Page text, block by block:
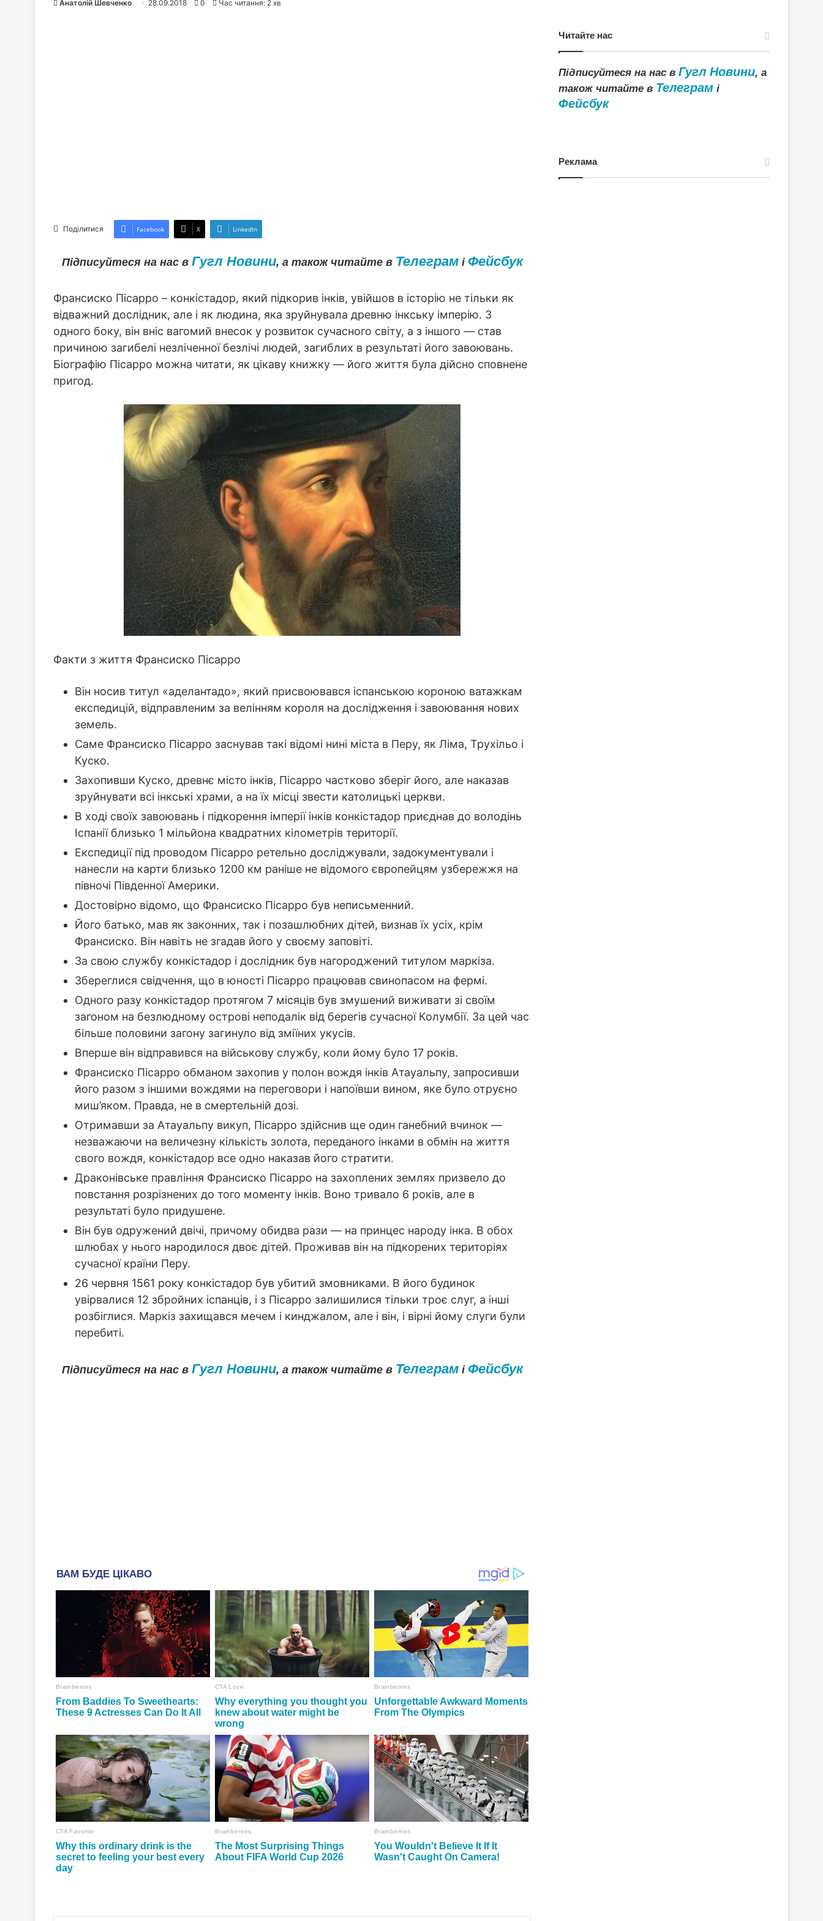
Анатолій Шевченко 28.09.2018 0 Час читання: 2 хв
Поділитися Facebook X LinkedIn
Підписуйтеся на нас в Гугл Новини, а також читайте в Телеграмі Фейсбук
Франсиско Пісарро – конкістадор, який підкорив інків, увійшов в історію не тільки як
відважний дослідник, але і як людина, яка зруйнувала древню інкську імперію. З
одного боку, він вніс вагомий внесок у розвиток сучасного світу, а з іншого — став
причиною загибелі незліченної безлічі людей, загиблих в результаті його завоювань.
Біографію Пісарро можна читати, як цікаву книжку — його життя була дійсно сповнене
пригод.
Факти з життя Франсиско Пісарро
Він носив титул «аделантадо», який присвоювався іспанською короною ватажкам
експедицій, відправленим за велінням короля на дослідження і завоювання нових
земель.
Саме Франсиско Пісарро заснував такі відомі нині міста в Перу, як Ліма, Трухільо і
Куско.
Захопивши Куско, древнє місто інків, Пісарро частково зберіг його, але наказав
зруйнувати всі інкські храми, а на їх місці звести католицькі церкви.
В ході своїх завоювань і підкорення імперії інків конкістадор приєднав до володінь
Іспанії близько 1 мільйона квадратних кілометрів території.
Експедиції під проводом Пісарро ретельно досліджували, задокументували і
нанесли на карти близько 1200 км раніше не відомого європейцям узбережжя на
півночі Південної Америки.
Достовірно відомо, що Франсиско Пісарро був неписьменний.
Його батько, мав як законних, так і позашлюбних дітей, визнав їх усіх, крім
Франсиско. Він навіть не згадав його у своєму заповіті.
За свою службу конкістадор і дослідник був нагороджений титулом маркіза.
Збереглися свідчення, що в юності Пісарро працював свинопасом на фермі.
Одного разу конкістадор протягом 7 місяців був змушений виживати зі своїм
загоном на безлюдному острові неподалік від берегів сучасної Колумбії. За цей час
більше половини загону загинуло від зміїних укусів.
Вперше він відправився на військову службу, коли йому було 17 років.
Франсиско Пісарро обманом захопив у полон вождя інків Атауальпу, запросивши
його разом з іншими вождями на переговори і напоївши вином, яке було отруєно
миш’яком. Правда, не в смертельній дозі.
Отримавши за Атауальпу викуп, Пісарро здійснив ще один ганебний вчинок —
незважаючи на величезну кількість золота, переданого інками в обмін на життя
свого вождя, конкістадор все одно наказав його стратити.
Драконівське правління Франсиско Пісарро на захоплених землях призвело до
повстання розрізнених до того моменту інків. Воно тривало 6 років, але в
результаті було придушене.
Він був одружений двічі, причому обидва рази — на принцес народу інка. В обох
шлюбах у нього народилося двоє дітей. Проживав він на підкорених територіях
сучасної країни Перу.
26 червня 1561 року конкістадор був убитий змовниками. В його будинок
увірвалися 12 збройних іспанців, і з Пісарро залишилися тільки троє слуг, а інші
розбіглися. Маркіз захищався мечем і кинджалом, але і він, і вірні йому слуги були
перебиті.
Підписуйтеся на нас в Гугл Новини, а також читайте в Телеграмі Фейсбук
Читайте нас
Підписуйтеся на нас вГугл Новини, а
також читайте в Телеграм і
Фейсбук
Реклама